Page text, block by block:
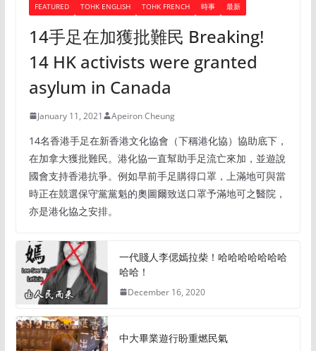
FEATURED TOHK ENGLISH TOHK FRENCH 時事 最新
14手足在加獲批難民 Breaking!
14 HK activists were granted
asylum in Canada
January 11, 2021 Apeiron Cheung
14名香港手足在新香港文化協會（下稱港化協）協助底下，
在加拿大獲批難民。港化協一直幫助手足流亡來加，並遊說
國會支持香港抗爭。例如早前手足購得口罩，上滿地可與當
時正在競選保守黨黨魁的奧圖爾致送口罩予滿地可之醫院，
亦是港化協之安排。
一代賤人李偲嫣拉柴！哈哈哈哈哈哈哈
哈哈！
December 16, 2020
中大畢業遊行盼重燃民氣